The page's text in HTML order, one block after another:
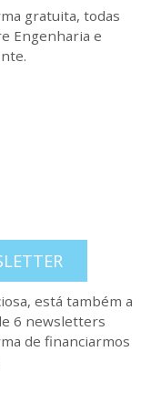
gratuita, todas
Engenharia e
está também a
6 newsletters
de financiarmos